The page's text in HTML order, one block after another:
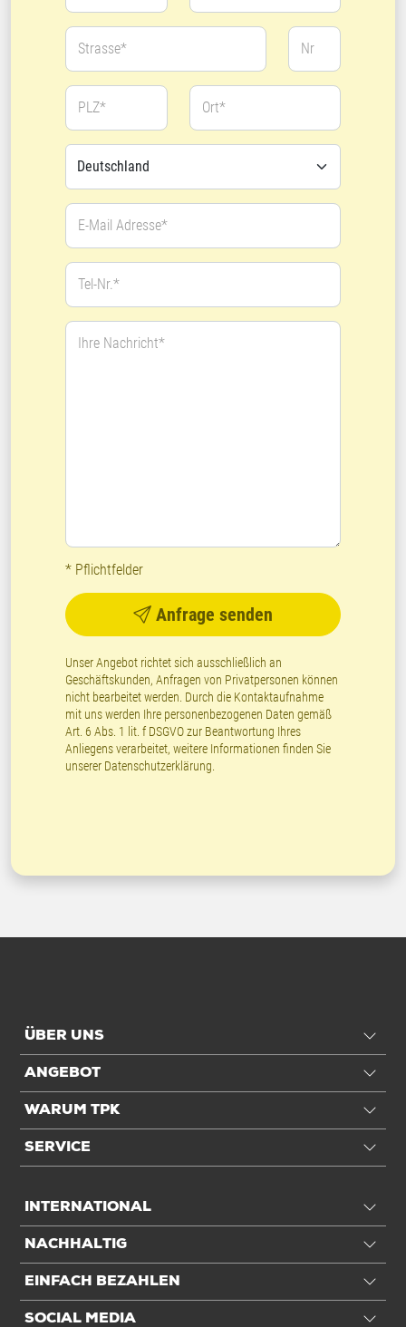
Strasse* Nr
PLZ* Ort*
E-Mail Adresse*
Tel-Nr.*
Ihre Nachricht*
* Pflichtfelder
Anfrage senden
Unser Angebot richtet sich ausschließlich an
Geschäftskunden, Anfragen von Privatpersonen können
nicht bearbeitet werden. Durch die Kontaktaufnahme
mit uns werden Ihre personenbezogenen Daten gemäß
Art. 6 Abs. 1 lit. f DSGVO zur Beantwortung Ihres
Anliegens verarbeitet, weitere Informationen finden Sie
unserer Datenschutzerklärung
ÜBER UNS
ANGEBOT
WARUM TPK
SERVICE
INTERNATIONAL
NACHHALTIG
EINFACH BEZAHLEN
SOCIAL MEDIA